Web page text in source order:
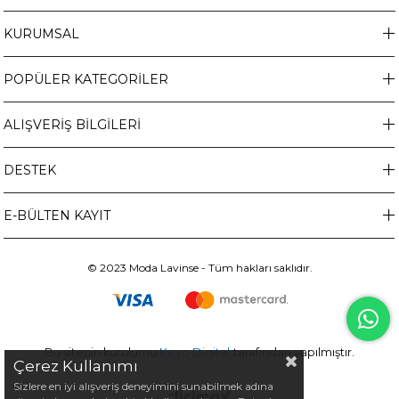
KURUMSAL
POPÜLER KATEGORİLER
ALIŞVERİŞ BİLGİLERİ
DESTEK
E-BÜLTEN KAYIT
© 2023 Moda Lavinse - Tüm hakları saklıdır.
Bu sitenin kurulumuKeyo Digital tarafından yapılmıştır.
Çerez Kullanımı
Sizlere en iyi alışveriş deneyimini sunabilmek adına